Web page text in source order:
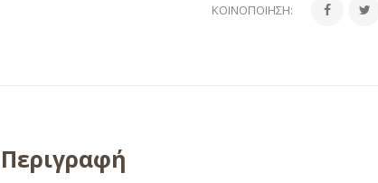
ΚΟΙΝΟΠΟΊΗΣΗ:
Περιγραφή